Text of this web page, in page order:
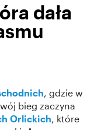
dała
, gdzie w
bieg zaczyna
Orlickich, które